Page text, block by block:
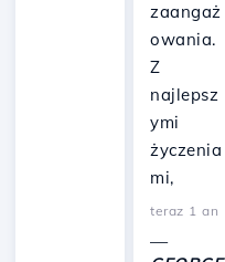
zaangaż
owania.
Z
najlepsz
ymi
życzenia
mi,
teraz 1 an
—